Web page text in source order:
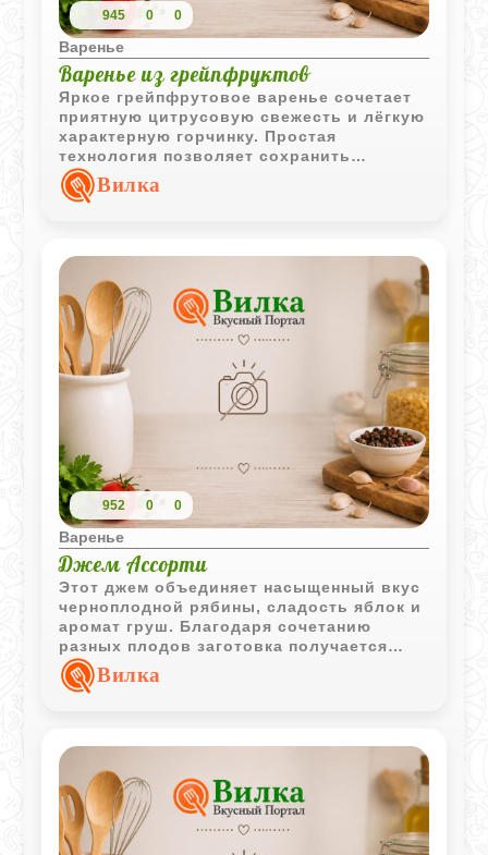
945 0 0
Варенье
Варенье из грейпфруктов
Яркое грейпфрутовое варенье сочетает
приятную цитрусовую свежесть и лёгкую
характерную горчинку. Простая
технология позволяет сохранить
насыщенный вкус и аромат фруктов.
Вилка
952 0 0
Варенье
Джем Ассорти
Этот джем объединяет насыщенный вкус
черноплодной рябины, сладость яблок и
аромат груш. Благодаря сочетанию
разных плодов заготовка получается
густой, яркой и очень выразительной.
Вилка